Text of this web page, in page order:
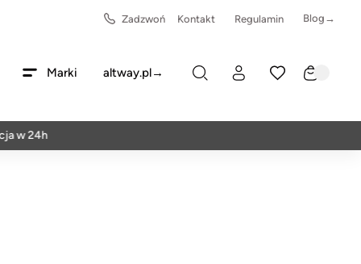
Zadzwoń Kontakt Regulamin Blog→
Marki altway.pl→